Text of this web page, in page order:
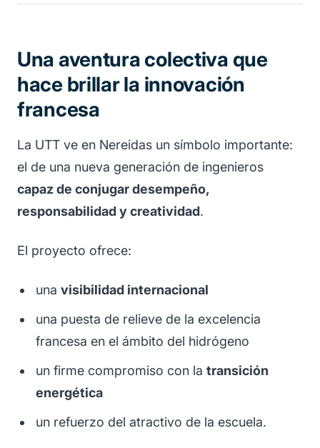
Una aventura colectiva que
hace brillar la innovación
francesa
La UTT ve en Nereidas un símbolo importante:
el de una nueva generación de ingenieros
capaz de conjugar desempeño,
responsabilidad y creatividad.
El proyecto ofrece:
una visibilidad internacional
una puesta de relieve de la excelencia
francesa en el ámbito del hidrógeno
un firme compromiso con la transición
energética
un refuerzo del atractivo de la escuela.